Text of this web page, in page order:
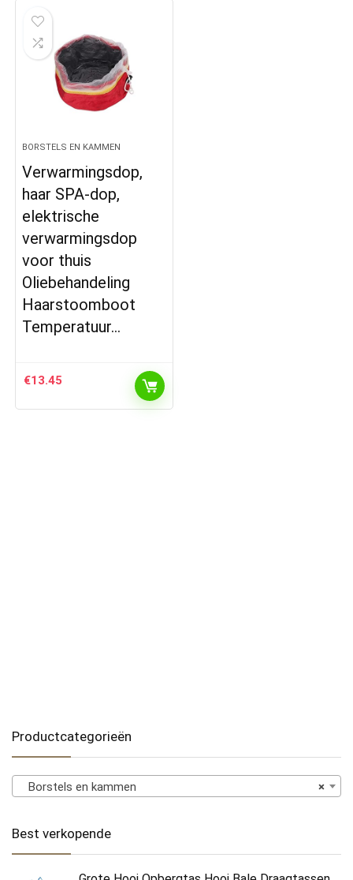
BORSTELS EN KAMMEN
Verwarmingsdop,
haar SPA-dop,
elektrische
verwarmingsdop
voor thuis
Oliebehandeling
Haarstoomboot
Temperatuur…
€13.45
Productcategorieën
×
Borstels en kammen
Best verkopende